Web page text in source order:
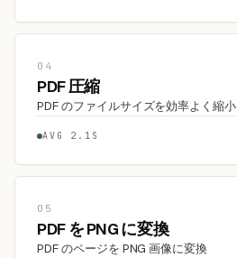
04
PDF 圧縮
PDF のファイルサイズを効率よく縮小
AVG 2.1S
05
PDF を PNG に変換
PDF のページを PNG 画像に変換